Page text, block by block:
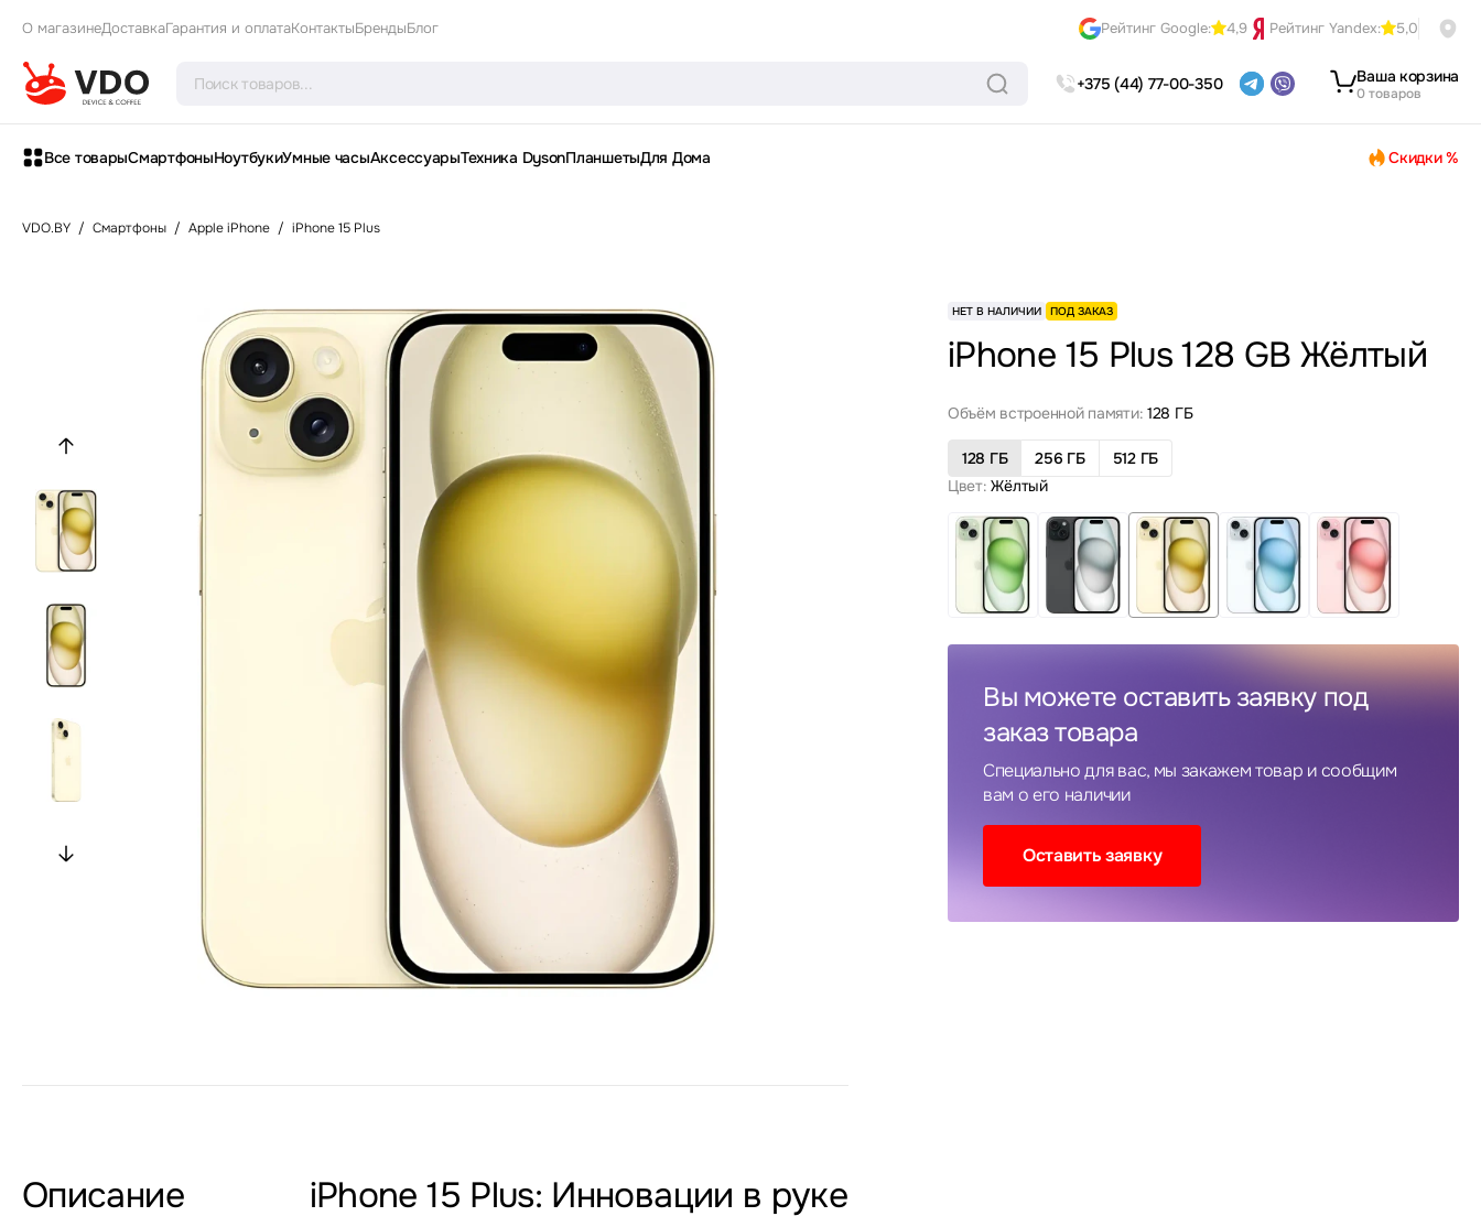
О магазинеДоставкаГарантия и оплатаКонтактыБрендыБлог Рейтинг Google: 4,9 Рейтинг Yandex: 5,0
+375 (44) 77-00-350 Ваша корзина
0 товаров
Все товарыСмартфоныНоутбукиУмные часыАксессуарыТехника DysonПланшетыДля Дома Скидки %
VDO.BY / Смартфоны / Apple iPhone / iPhone 15 Plus
Описание iPhone 15 Plus: Инновации в руке
НЕТ В НАЛИЧИИ ПОД ЗАКАЗ
iPhone 15 Plus 128 GB Жёлтый
Объём встроенной памяти: 128 ГБ
128 ГБ 256 ГБ
512 ГБ
Цвет: Жёлтый
Вы можете оставить заявку под
заказ товара
Специально для вас, мы закажем товар и сообщим
вам о его наличии
Оставить заявку